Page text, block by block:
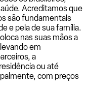
Acreditamos que
são fundamentais
e pela de sua família.
nas suas mãos a
em
a
ou até
com preços